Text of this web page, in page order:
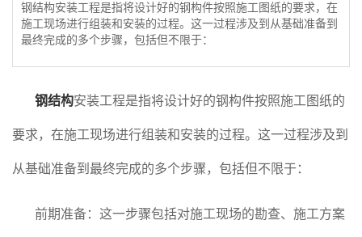
钢结构安装工程是指将设计好的钢构件按照施工图纸的要求，在
施工现场进行组装和安装的过程。这一过程涉及到从基础准备到
最终完成的多个步骤，包括但不限于：
钢结构安装工程是指将设计好的钢构件按照施工图纸的
要求，在施工现场进行组装和安装的过程。这一过程涉及到
从基础准备到最终完成的多个步骤，包括但不限于：
前期准备：这一步骤包括对施工现场的勘查、施工方案